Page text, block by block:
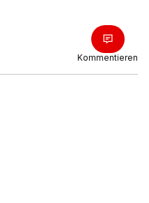
Kommentieren